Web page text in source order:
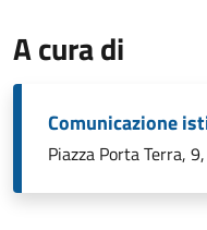
A cura di
Comunicazione
Piazza Porta Terra,